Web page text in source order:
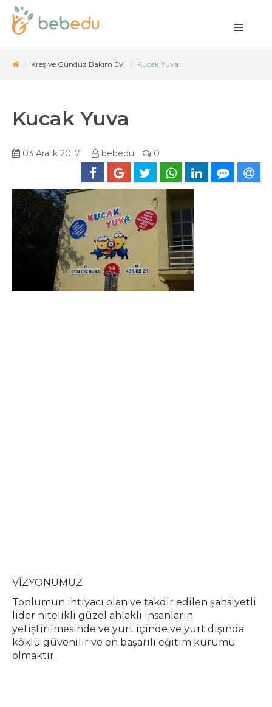
Kreş ve Gündüz Bakım Evi Kucak Yuva
Kucak Yuva
03 Aralık 2017 bebedu 0
VİZYONUMUZ
Toplumun ihtiyacı olan ve takdir edilen şahsiyetli
lider nitelikli güzel ahlaklı insanların
yetiştirilmesinde ve yurt içinde ve yurt dışında
köklü güvenilir ve en başarılı eğitim kurumu
olmaktır.